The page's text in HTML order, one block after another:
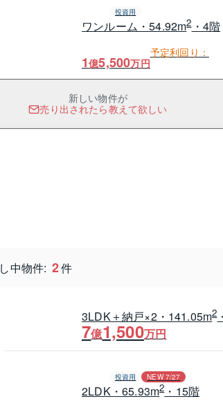
投資用
ワンルーム・54.92m2・4階
1億5,500万円
予定利回り：
新しい物件が
売り出されたら教えて欲しい
1 / 0
中物件: 2件
3LDK＋納戸×2・141.05m2
7億1,500万円
投資用 NEW 7/27
2LDK・65.93m2・15階